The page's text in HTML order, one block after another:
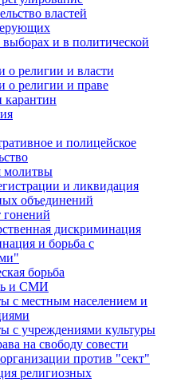
властей
выборах и в политической
о религии и власти
о религии и праве
карантин
и полицейское
молитвы
и ликвидация
объединений
гонений
дискриминация
и борьба с
борьба
и СМИ
с местным населением и
с учреждениями культуры
на свободу совести
против "сект"
религиозных